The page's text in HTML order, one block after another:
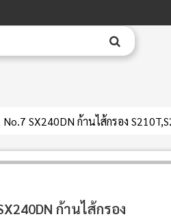
No.7 SX240DN ก้านไส้กรอง
ก้านไส้กรอง